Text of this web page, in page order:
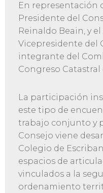
En representación
Presidente del
Reinaldo Beain, y
Vicepresidente del
integrante del
Congreso
La participación
este tipo de
trabajo conjunto y
Consejo viene
Colegio de
espacios de
vinculados a la
ordenamiento